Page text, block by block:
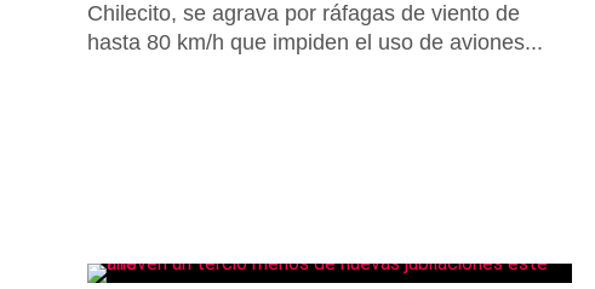
Chilecito, se agrava por ráfagas de viento de
hasta 80 km/h que impiden el uso de aviones...